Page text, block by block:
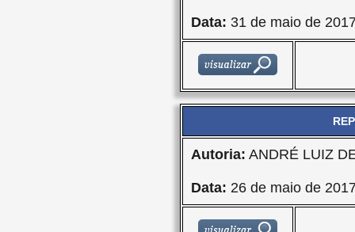
Data: 31 de maio de
Autoria: ANDRÉ LUIZ
Data: 26 de maio de